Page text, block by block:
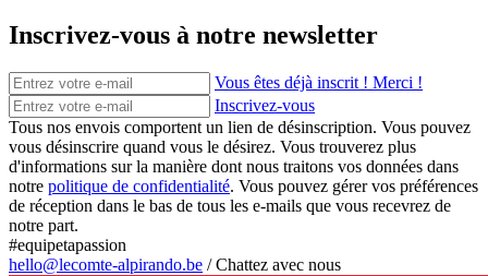
Inscrivez-vous à notre newsletter
Vous êtes déjà inscrit ! Merci !
Inscrivez-vous
Tous nos envois comportent un lien de désinscription. Vous pouvez
vous désinscrire quand vous le désirez. Vous trouverez plus
d'informations sur la manière dont nous traitons vos données dans
notre politique de confidentialité. Vous pouvez gérer vos préférences
de réception dans le bas de tous les e-mails que vous recevrez de
notre part.
#equipetapassion
hello@lecomte-alpirando.be /Chattez avec nous